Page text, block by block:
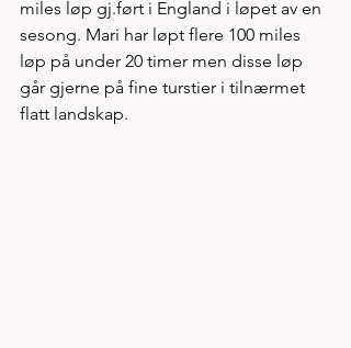
miles løp gj.ført i England i løpet av en
sesong. Mari har løpt flere 100 miles
løp på under 20 timer men disse løp
går gjerne på fine turstier i tilnærmet
flatt landskap.